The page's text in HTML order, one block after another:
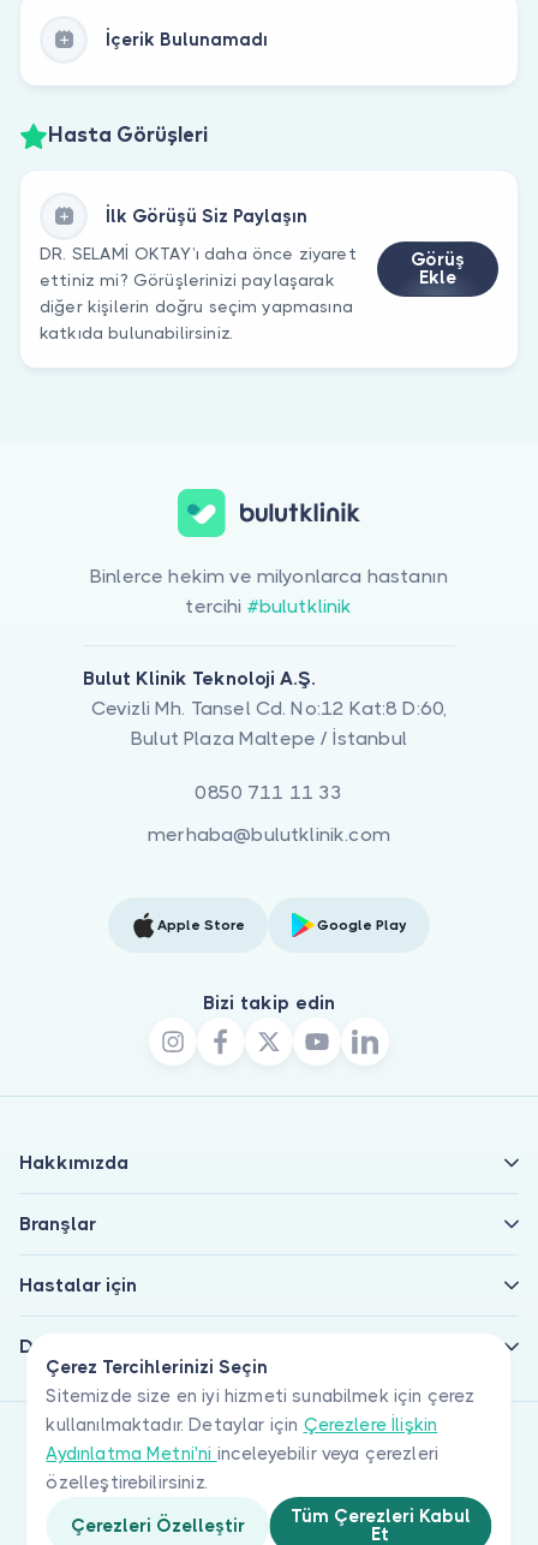
İçerik Bulunamadı
Hasta Görüşleri
İlk Görüşü Siz Paylaşın
DR. SELAMİ OKTAY’ı daha önce ziyaret
ettiniz mi? Görüşlerinizi paylaşarak
diğer kişilerin doğru seçim yapmasına
katkıda bulunabilirsiniz.
Görüş
Ekle
Çerez Tercihlerinizi Seçin
Sitemizde size en iyi hizmeti sunabilmek için çerez
kullanılmaktadır. Detaylar için Çerezlere İlişkin
Aydınlatma Metni'ni inceleyebilir veya çerezleri
özelleştirebilirsiniz.
Çerezleri Özelleştir
Tüm Çerezleri Kabul
Et
Binlerce hekim ve milyonlarca hastanın
tercihi #bulutklinik
Bulut Klinik Teknoloji A.Ş.
Cevizli Mh. Tansel Cd. No:12 Kat:8 D:60,
Bulut Plaza Maltepe / İstanbul
0850 711 11 33
merhaba@bulutklinik.com
Apple Store Google Play
Bizi takip edin
Hakkımızda
Branşlar
Hastalar için
Doktorlar için